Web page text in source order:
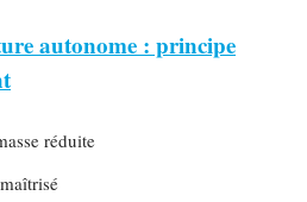
autonome : principe
réduite